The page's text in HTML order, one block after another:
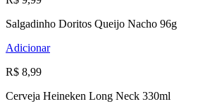
Salgadinho Doritos Queijo Nacho 96g
Adicionar
R$ 8,99
Cerveja Heineken Long Neck 330ml